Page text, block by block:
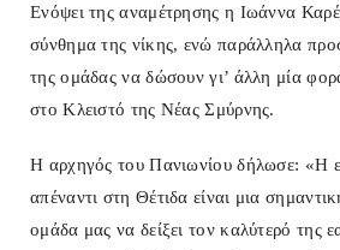
Ενόψει της αναμέτρησης η Ιωάννα
σύνθημα της νίκης, ενώ παράλληλα
της ομάδας να δώσουν γι’ άλλη μία
στο Κλειστό της Νέας Σμύρνης.
Η αρχηγός του Πανιωνίου δήλωσε: «Η
απέναντι στη Θέτιδα είναι μια
ομάδα μας να δείξει τον καλύτερό της